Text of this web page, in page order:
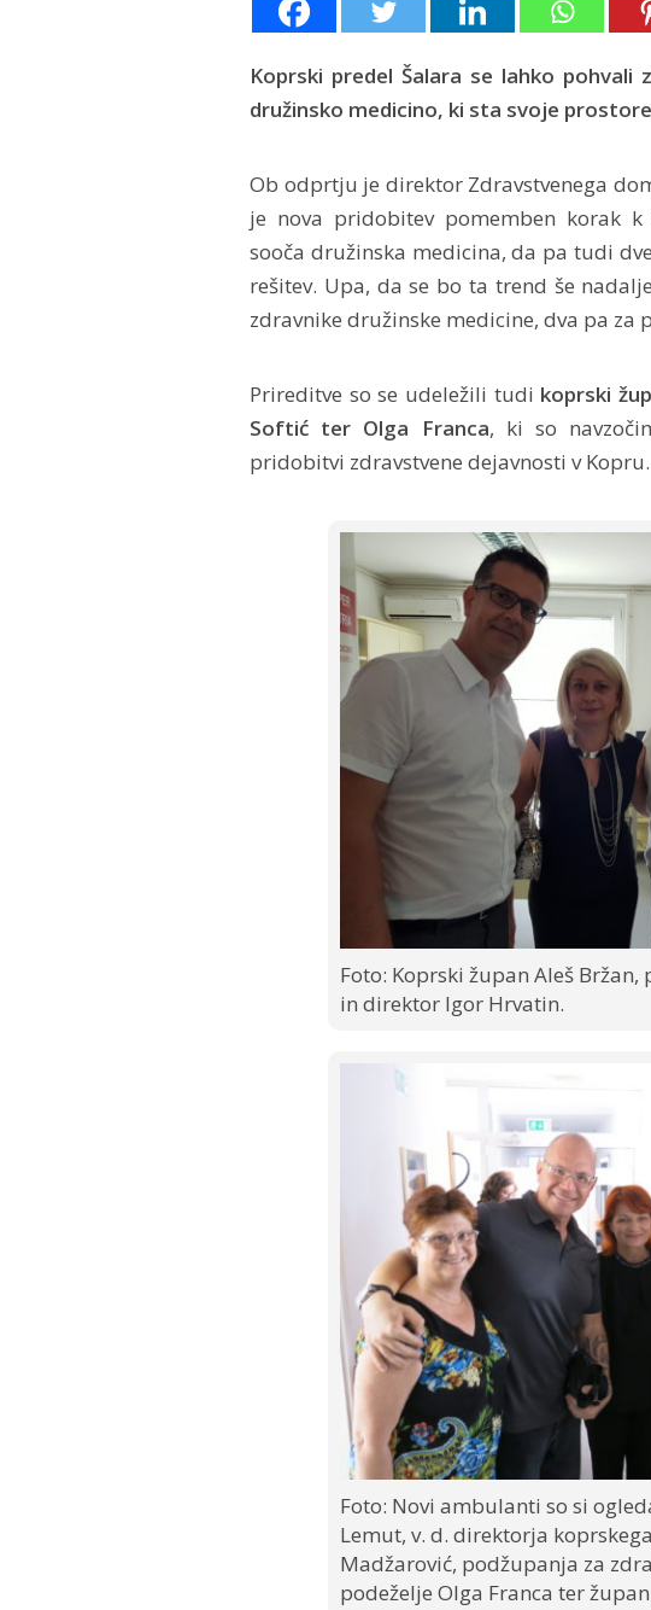
Koprski predel Šalara se lahko
družinsko medicino, ki sta svoje
Ob odprtju je direktor Zdravstvenega
je nova pridobitev pomemben korak
sooča družinska medicina, da pa tudi
rešitev. Upa, da se bo ta trend še
zdravnike družinske medicine, dva pa za
Prireditve so se udeležili tudi koprski
Softić ter Olga Franca, ki so
pridobitvi zdravstvene dejavnosti v Kopru.
Foto: Koprski župan Aleš
in direktor Igor Hrvatin.
Foto: Novi ambulanti so si
Lemut, v. d. direktorja
Madžarović, podžupanja za
podeželje Olga Franca ter